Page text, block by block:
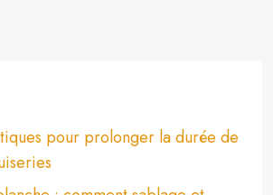
pour prolonger la durée de